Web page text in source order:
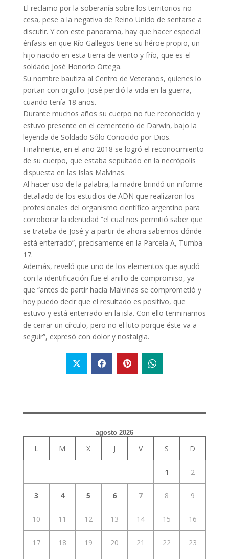
El reclamo por la soberanía sobre los territorios no
cesa, pese a la negativa de Reino Unido de sentarse a
discutir. Y con este panorama, hay que hacer especial
énfasis en que Río Gallegos tiene su héroe propio, un
hijo nacido en esta tierra de viento y frío, que es el
soldado José Honorio Ortega.
Su nombre bautiza al Centro de Veteranos, quienes lo
portan con orgullo. José perdió la vida en la guerra,
cuando tenía 18 años.
Durante muchos años su cuerpo no fue reconocido y
estuvo presente en el cementerio de Darwin, bajo la
leyenda de Soldado Sólo Conocido por Dios.
Finalmente, en el año 2018 se logró el reconocimiento
de su cuerpo, que estaba sepultado en la necrópolis
dispuesta en las Islas Malvinas.
Al hacer uso de la palabra, la madre brindó un informe
detallado de los estudios de ADN que realizaron los
profesionales del organismo científico argentino para
corroborar la identidad “el cual nos permitió saber que
se trataba de José y a partir de ahora sabemos dónde
está enterrado”, precisamente en la Parcela A, Tumba
17.
Además, reveló que uno de los elementos que ayudó
con la identificación fue el anillo de compromiso, ya
que “antes de partir hacia Malvinas se comprometió y
hoy puedo decir que el resultado es positivo, que
estuvo y está enterrado en la isla. Con ello terminamos
de cerrar un círculo, pero no el luto porque éste va a
seguir”, expresó con dolor y nostalgia.
agosto 2026
L M X J V S D
1 2
3 4 5 6 7 8 9
10 11 12 13 14 15 16
17 18 19 20 21 22 23